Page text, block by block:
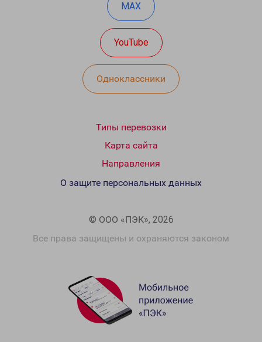
MAX
YouTube
Одноклассники
Типы перевозки
Карта сайта
Направления
© ООО «ПЭК», 2026
Все права защищены и охраняются законом
О защите персональных данных